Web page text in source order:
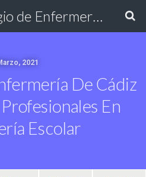
Excmo. Colegio de Enfermería de Cádiz
2021
De Cádiz
En
Escolar